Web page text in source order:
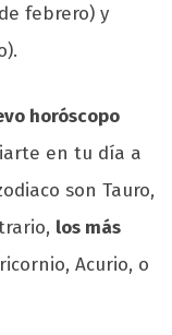
febrero) y
horóscopo
en tu día a
son Tauro,
los más
Acurio, o